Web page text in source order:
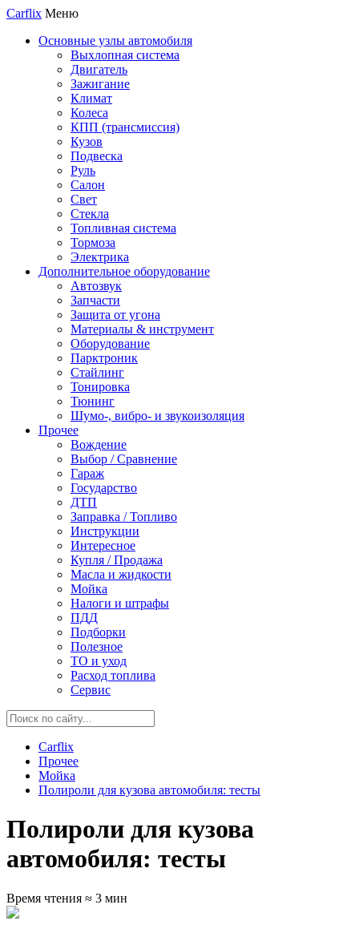
Carflix Меню
Основные узлы автомобиля
Выхлопная система
Двигатель
Зажигание
Климат
Колеса
КПП (трансмиссия)
Кузов
Подвеска
Руль
Салон
Свет
Стекла
Топливная система
Тормоза
Электрика
Дополнительное оборудование
Автозвук
Запчасти
Защита от угона
Материалы & инструмент
Оборудование
Парктроник
Стайлинг
Тонировка
Тюнинг
Шумо-, вибро- и звукоизоляция
Прочее
Вождение
Выбор / Сравнение
Гараж
Государство
ДТП
Заправка / Топливо
Инструкции
Интересное
Купля / Продажа
Масла и жидкости
Мойка
Налоги и штрафы
ПДД
Подборки
Полезное
ТО и уход
Расход топлива
Сервис
Carflix
Прочее
Мойка
Полироли для кузова автомобиля: тесты
Полироли для кузова
автомобиля: тесты
Время чтения ≈ 3 мин